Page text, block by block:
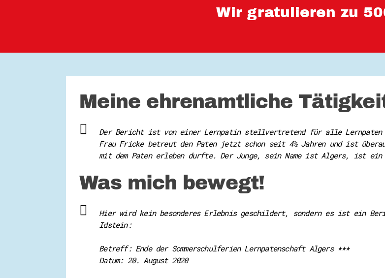
Wir gratulieren zu
Meine ehrenamtliche
Der Bericht ist von einer Lernpatin stellvertretend für alle
Frau Fricke betreut den Paten jetzt schon seit 4½ Jahren und ist
mit dem Paten erleben durfte. Der Junge, sein Name ist Algers, ist ein
Was mich bewegt!
Hier wird kein besonderes Erlebnis geschildert, sondern es ist ein
Idstein:
Betreff: Ende der Sommerschulferien Lernpatenschaft Algers ***
Datum: 20. August 2020